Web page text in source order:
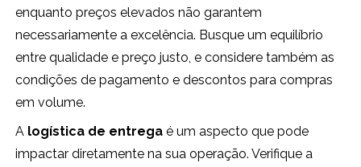
enquanto preços elevados não garantem
necessariamente a excelência. Busque um equilíbrio
entre qualidade e preço justo, e considere também as
condições de pagamento e descontos para compras
em volume.
A logística de entrega é um aspecto que pode
impactar diretamente na sua operação. Verifique a